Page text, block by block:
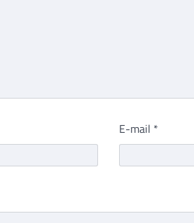
E-mail *